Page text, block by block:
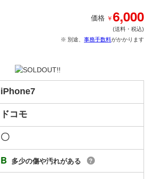
価格 ￥6,000
(送料・税込)
※ 別途、 事務手数料がかかります
iPhone7
ドコモ
〇
B 多少の傷や汚れがある ?